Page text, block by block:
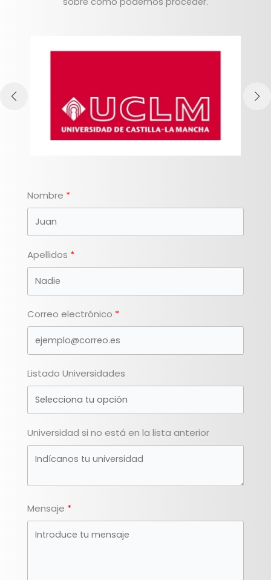
Nombre
Apellidos
Correo electrónico
Listado Universidades
Universidad si no está en la lista anterior
Mensaje